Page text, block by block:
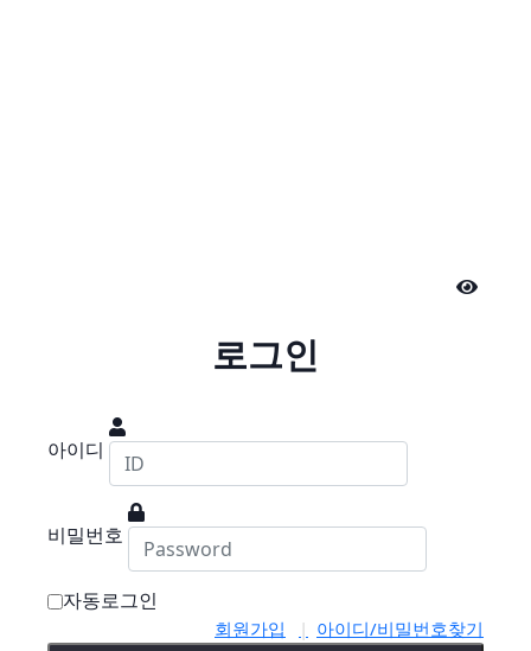
로그인
아이디
비밀번호
자동로그인
회원가입 아이디/비밀번호찾기